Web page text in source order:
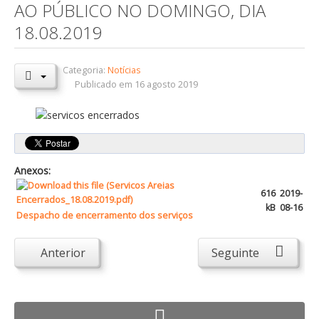
Prestação de Contas
DESTAQUES
Notícias
Sondagens
ZêzereTV
SERVIÇOS
A Minha Rua
Abastecimento de Água
Roturas e Leituras
AO PÚBLICO NO DOMINGO, DIA
18.08.2019
Categoria:Notícias
Publicado em 16 agosto 2019
Anexos:
Despacho de encerramento dos serviços
616
kB
2019-
08-16
Anterior Seguinte